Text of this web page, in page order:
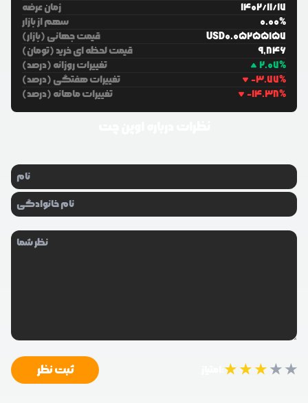
زمان عرضه
1402/11/17
سهم از بازار
0.00%
قیمت جهانی (بازار)
USD0.05255157
قیمت لحظه ای خرید (تومان)
9,846
تغییرات روزانه (درصد)
2.07%
تغییرات هفتگی (درصد)
-3.77%
تغییرات ماهانه (درصد)
-14.38%
★★★★★ ثبت نظر